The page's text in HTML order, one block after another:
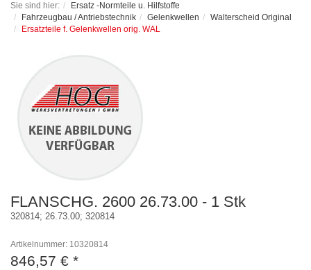
Sie sind hier:
Ersatz -Normteile u. Hilfstoffe
Fahrzeugbau / Antriebstechnik
Gelenkwellen
Walterscheid Original
Ersatzteile f. Gelenkwellen orig. WAL
FLANSCHG. 2600 26.73.00 - 1 Stk
320814; 26.73.00; 320814
Artikelnummer: 10320814
846,57 € *